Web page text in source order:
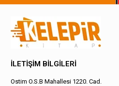
İLETİŞİM BİLGİLERİ
Ostim O.S.B Mahallesi 1220. Cad.